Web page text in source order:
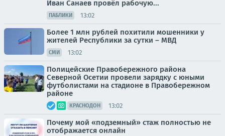
Иван Санаев провёл рабочую...
ПАБЛИКИ 13:02
Более 1 млн рублей похитили мошенники у
жителей Республики за сутки – МВД
СМИ 13:02
Полицейские Правобережного района
Северной Осетии провели зарядку с юными
футболистами на стадионе в Правобережном
районе
КРАСНОДОН 13:02
Почему мой «подземный» стаж полностью не
отображается онлайн